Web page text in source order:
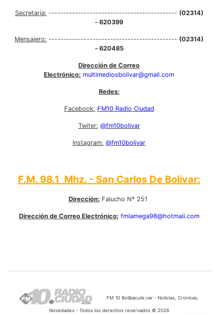
Secretaría: -------------------------------------------- (02314)
- 620399
Mensajero: -------------------------------------------- (02314)
- 620485
Dirección de Correo
Electrónico: multimediosbolivar@gmail.com
Redes:
Facebook: FM10 Radio Ciudad
Twiter: @fm10bolivar
Instagram: @fm10bolivar
F.M. 98.1 Mhz. - San Carlos De Bolívar:
Dirección: Falucho Nº 251
Dirección de Correo Electrónico: fmlamega98@hotmail.com
FM 10 Bol&iacute;var - Noticias, Cronicas,
Novedades - Todos los derechos reservados © 2026